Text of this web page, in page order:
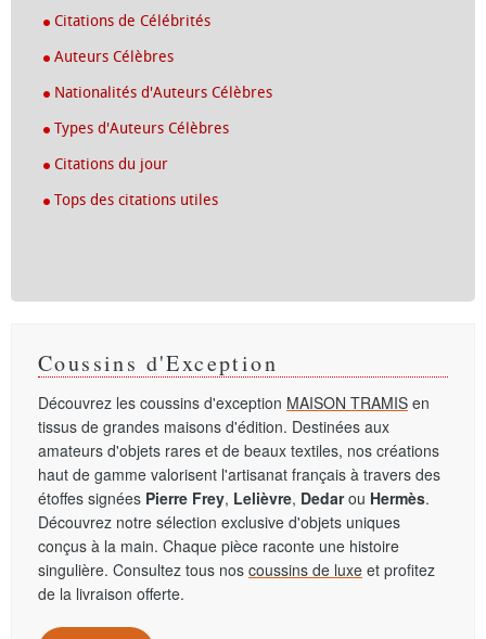
Citations de Célébrités
Auteurs Célèbres
Nationalités d'Auteurs Célèbres
Types d'Auteurs Célèbres
Citations du jour
Tops des citations utiles
Coussins d'Exception
Découvrez les coussins d'exception MAISON TRAMIS en
tissus de grandes maisons d'édition. Destinées aux
amateurs d'objets rares et de beaux textiles, nos créations
haut de gamme valorisent l'artisanat français à travers des
étoffes signées Pierre Frey, Lelièvre, Dedarou Hermès.
Découvrez notre sélection exclusive d'objets uniques
conçus à la main. Chaque pièce raconte une histoire
singulière. Consultez tous nos coussins de luxe et profitez
de la livraison offerte.